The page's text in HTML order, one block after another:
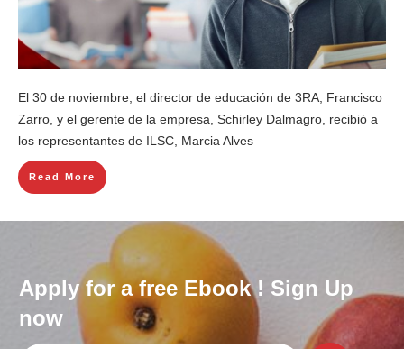
El 30 de noviembre, el director de educación de 3RA, Francisco
Zarro, y el gerente de la empresa, Schirley Dalmagro, recibió a
los representantes de ILSC, Marcia Alves
Read More
Apply for a free Ebook ! Sign Up
now